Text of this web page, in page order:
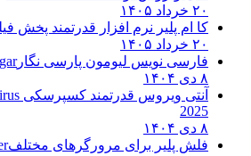
کا ام پلیر نرم افزار قدرتمند پخش فیلم و
فارسی نویس لیومون پارسی نگار
آنتی ویروس قدرتمند کسپرسکی 2025Virus
فلش پلیر برای مرورگرهای مختلف Player